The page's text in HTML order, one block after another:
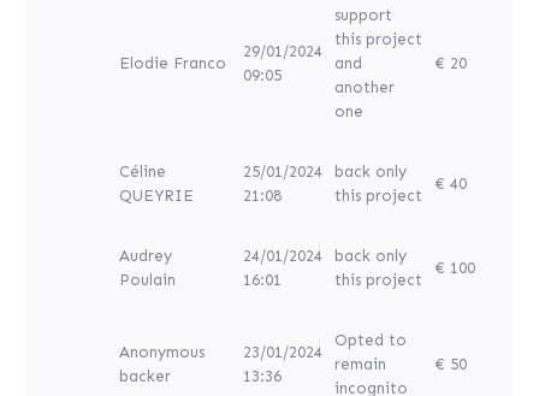
Elodie Franco
29/01/2024
09:05
support
this project
and
another
one
€ 20
Céline
QUEYRIE
25/01/2024
21:08
back only
this project
€ 40
Audrey
Poulain
24/01/2024
16:01
back only
this project
€ 100
Anonymous
backer
23/01/2024
13:36
Opted to
remain
incognito
€ 50